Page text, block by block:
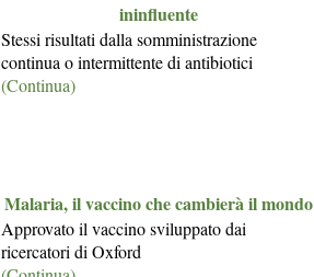
ininfluente
Stessi risultati dalla somministrazione
continua o intermittente di antibiotici
(Continua)
Malaria, il vaccino che cambierà il mondo
Approvato il vaccino sviluppato dai
ricercatori di Oxford